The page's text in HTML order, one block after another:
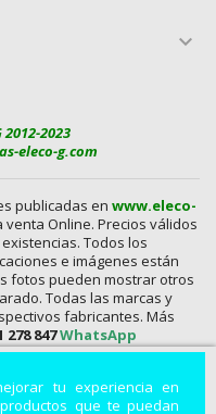
tu experiencia en
que te puedan

2012-2023
eleco-g.com
publicadas en www.eleco-
Online. Precios válidos
Todos los
e imágenes están
fotos pueden mostrar otros
Todas las marcas y
fabricantes. Más
278 847WhatsApp
Baterías, Pilas,
Tester, Cargadores,